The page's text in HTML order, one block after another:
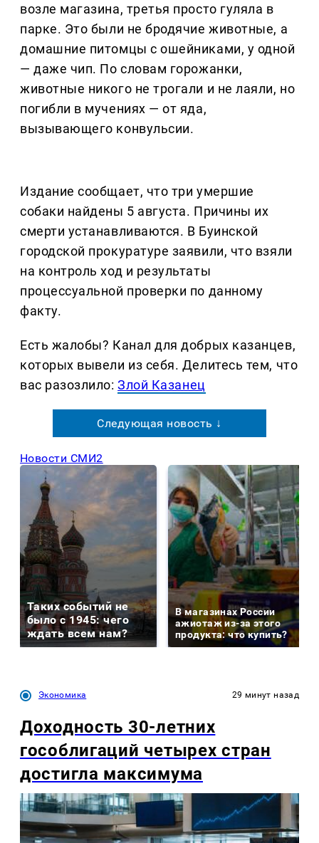
возле магазина, третья просто гуляла в
парке. Это были не бродячие животные, а
домашние питомцы с ошейниками, у одной
— даже чип. По словам горожанки,
животные никого не трогали и не лаяли, но
погибли в мучениях — от яда,
вызывающего конвульсии.
Издание сообщает, что три умершие
собаки найдены 5 августа. Причины их
смерти устанавливаются. В Буинской
городской прокуратуре заявили, что взяли
на контроль ход и результаты
процессуальной проверки по данному
факту.
Есть жалобы? Канал для добрых казанцев,
которых вывели из себя. Делитеcь тем, что
вас разозлило:Злой Казанец
Следующая новость ↓
Новости СМИ2
Таких событий не
было с 1945: чего
ждать всем нам?
В магазинах России
ажиотаж из-за этого
продукта: что купить?
Экономика 29 минут назад
Доходность 30-летних
гособлигаций четырех стран
достигла максимума